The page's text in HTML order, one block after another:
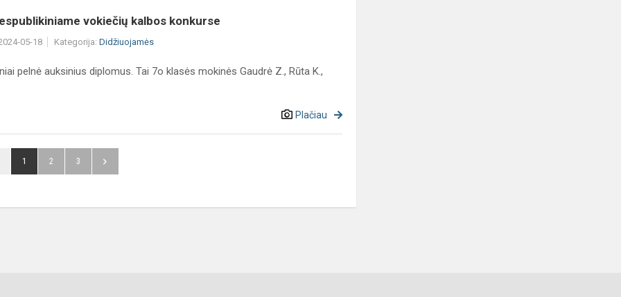
vokiečių kalbos konkurse
05-18 Kategorija: Didžiuojamės
pelnė auksinius diplomus. Tai 7o klasės mokinės Gaudrė Z., Rūta K.,
Plačiau
1 2 3